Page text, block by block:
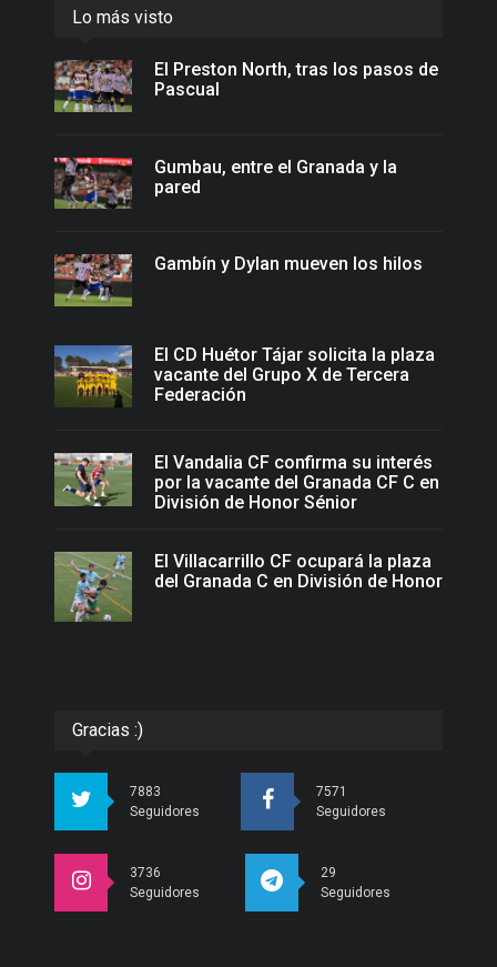
Lo más visto
El Preston North, tras los pasos de
Pascual
Gumbau, entre el Granada y la
pared
Gambín y Dylan mueven los hilos
El CD Huétor Tájar solicita la plaza
vacante del Grupo X de Tercera
Federación
El Vandalia CF confirma su interés
por la vacante del Granada CF C en
División de Honor Sénior
El Villacarrillo CF ocupará la plaza
del Granada C en División de Honor
Gracias :)
7883
Seguidores
7571
Seguidores
3736
Seguidores
29
Seguidores